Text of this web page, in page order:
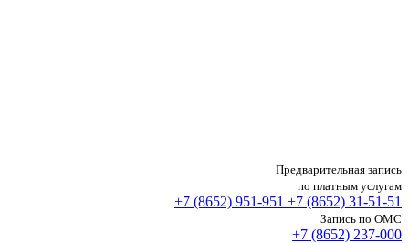
Предварительная запись
по платным услугам
+7 (8652) 951-951 +7 (8652) 31-51-51
Запись по ОМС
+7 (8652) 237-000